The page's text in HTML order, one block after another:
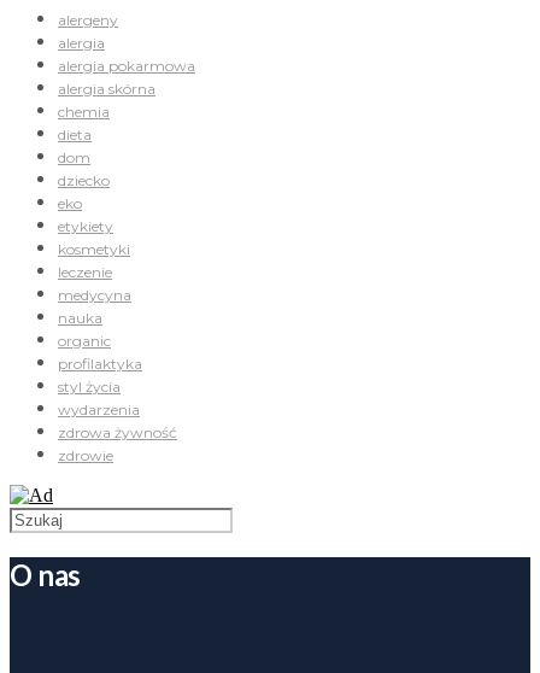
alergeny
alergia
alergia pokarmowa
alergia skórna
chemia
dieta
dom
dziecko
eko
etykiety
kosmetyki
leczenie
medycyna
nauka
organic
profilaktyka
styl życia
wydarzenia
zdrowa żywność
zdrowie
O nas